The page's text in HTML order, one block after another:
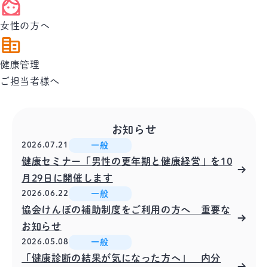
女性の方へ
健康管理
ご担当者様へ
お知らせ
2026.07.21 一般
健康セミナー「男性の更年期と健康経営」を10
月29日に開催します
2026.06.22 一般
協会けんぽの補助制度をご利用の方へ 重要な
お知らせ
2026.05.08 一般
「健康診断の結果が気になった方へ」 内分